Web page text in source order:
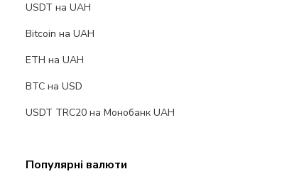
USDT на UAH
Bitcoin на UAH
ETH на UAH
BTC на USD
USDT TRC20 на Монобанк UAH
Популярні валюти